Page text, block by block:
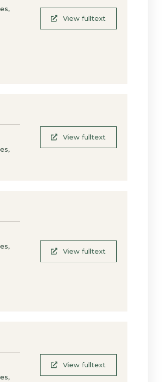
,
View fulltext
,
View fulltext
,
View fulltext
,
View fulltext